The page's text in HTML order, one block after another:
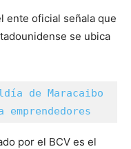
ente oficial señala que
se ubica
de Maracaibo
por el BCV es el